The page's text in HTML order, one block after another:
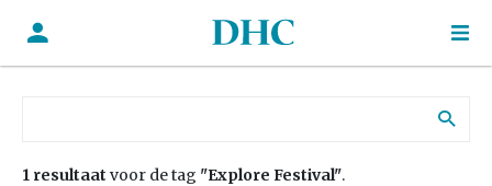
1 resultaat voor de tag "Explore Festival".